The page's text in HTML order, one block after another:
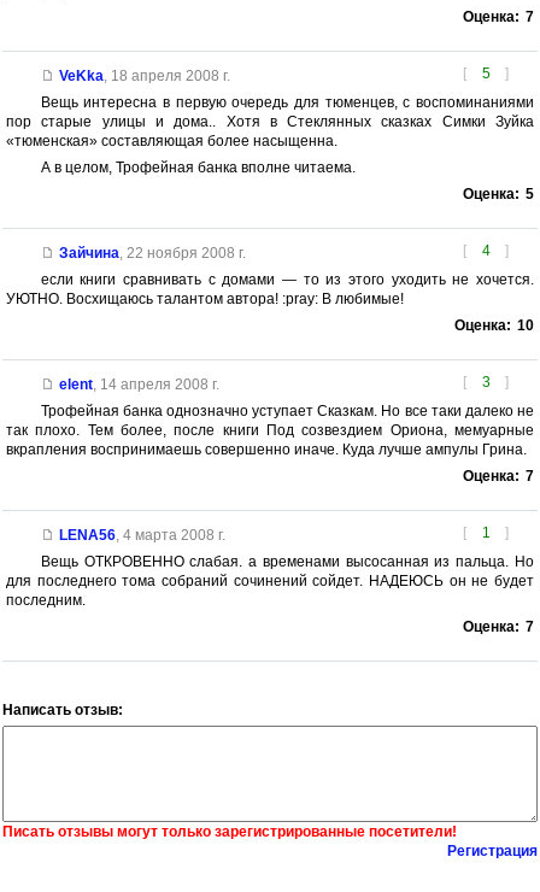
Оценка: 7
[ 5 ]
VeKka 18 апреля 2008 г.
Вещь интересна в первую очередь для тюменцев, с воспоминаниями
пор старые улицы и дома.. Хотя в Стеклянных сказках Симки Зуйка
«тюменская» составляющая более насыщенна.
А в целом, Трофейная банка вполне читаема.
Оценка: 5
[ 4 ]
Зайчина 22 ноября 2008 г.
если книги сравнивать с домами — то из этого уходить не хочется.
УЮТНО. Восхищаюсь талантом автора! :pray: В любимые!
Оценка: 10
[ 3 ]
elent, 14 апреля 2008 г.
Трофейная банка однозначно уступает Сказкам. Но все таки далеко не
так плохо. Тем более, после книги Под созвездием Ориона, мемуарные
вкрапления воспринимаешь совершенно иначе. Куда лучше ампулы Грина.
Оценка: 7
[ 1 ]
LENA56, 4 марта 2008 г.
Вещь ОТКРОВЕННО слабая. а временами высосанная из пальца. Но
для последнего тома собраний сочинений сойдет. НАДЕЮСЬ он не будет
последним.
Оценка: 7
Написать отзыв:
Писать отзывы могут только зарегистрированные посетители!
Регистрация